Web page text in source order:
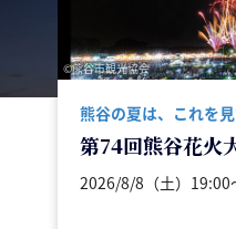
©熊谷市観光協会
熊谷の夏は、これを
第74回熊谷花火
2026/8/8（土）